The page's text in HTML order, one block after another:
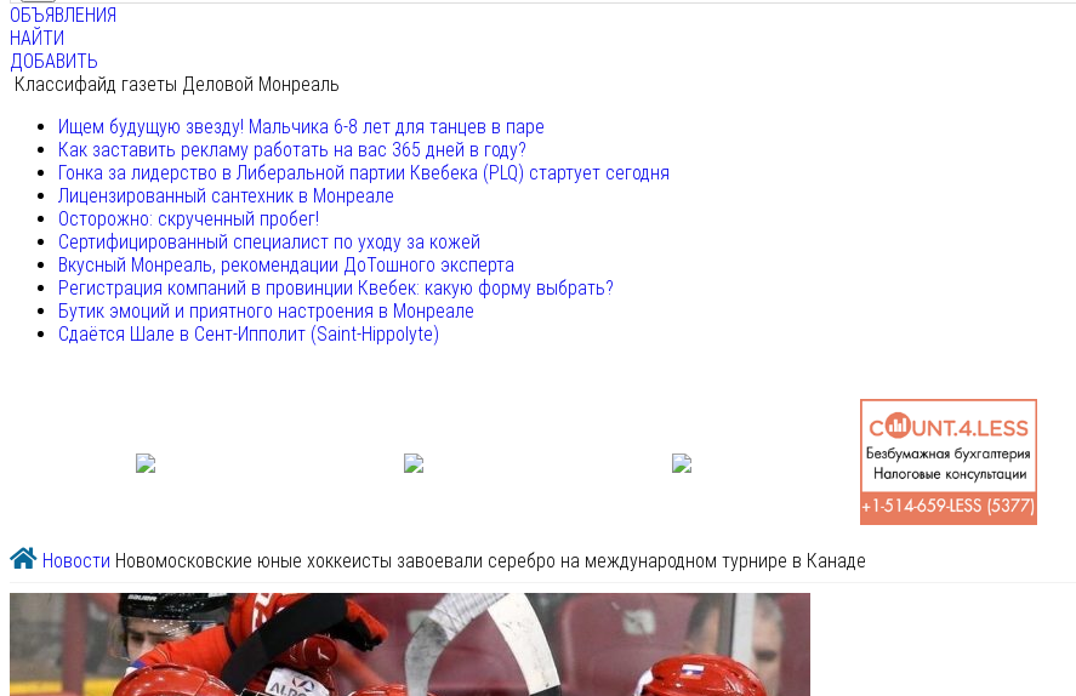
ОБЪЯВЛЕНИЯ
НАЙТИ
ДОБАВИТЬ
Классифайд газеты Деловой Монреаль
Ищем будущую звезду! Мальчика 6-8 лет для танцев в паре
Как заставить рекламу работать на вас 365 дней в году?
Гонка за лидерство в Либеральной партии Квебека (PLQ) стартует сегодня
Лицензированный сантехник в Монреале
Осторожно: скрученный пробег!
Сертифицированный специалист по уходу за кожей
Вкусный Монреаль, рекомендации ДоТошного эксперта
Регистрация компаний в провинции Квебек: какую форму выбрать?
Бутик эмоций и приятного настроения в Монреале
Сдаётся Шале в Сент-Ипполит (Saint-Hippolyte)
Новости Новомосковские юные хоккеисты завоевали серебро на международном турнире в Канаде